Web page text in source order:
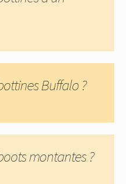
Buffalo ?
montantes ?